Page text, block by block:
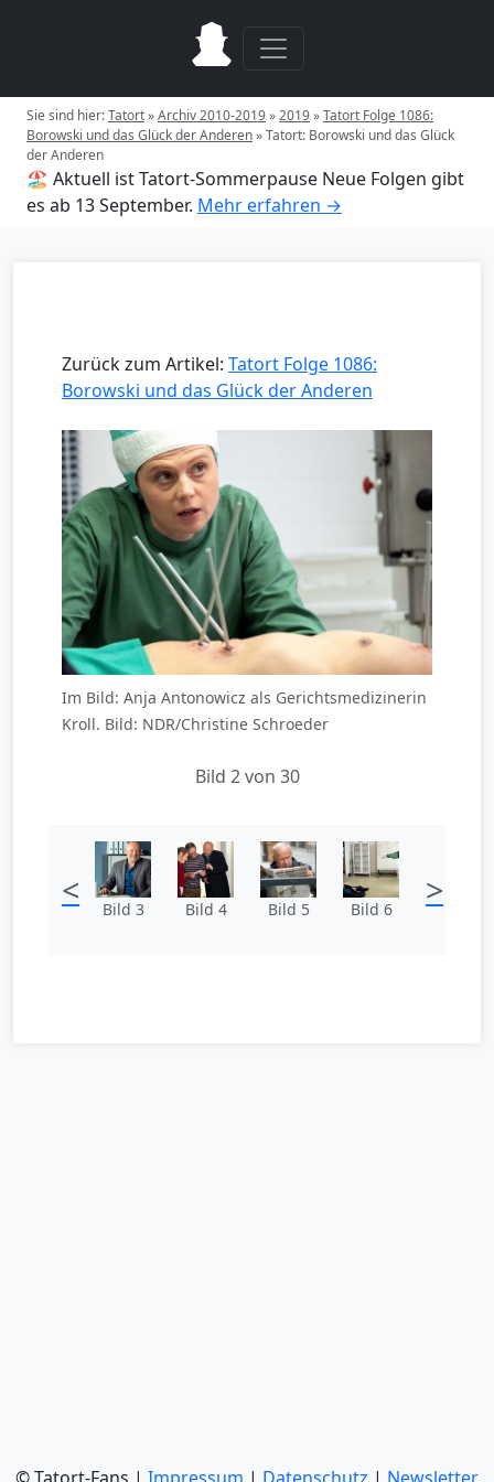
Sie sind hier:Tatort»Archiv 2010-2019»2019»Tatort Folge 1086:
Borowski und das Glück der Anderen»Tatort: Borowski und das Glück
der Anderen
🏖️ Aktuell ist Tatort-Sommerpause Neue Folgen gibt
es ab 13 September. Mehr erfahren →
Zurück zum Artikel: Tatort Folge 1086:
Borowski und das Glück der Anderen
Im Bild: Anja Antonowicz als Gerichtsmedizinerin
Kroll. Bild: NDR/Christine Schroeder
Bild 2 von 30
< Bild 3 Bild 4 Bild 5 Bild 6 >